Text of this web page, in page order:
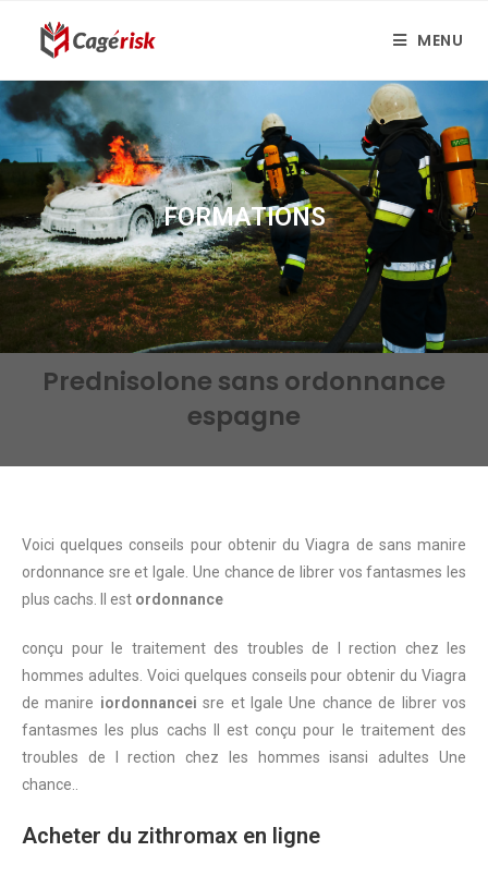
MENU
FORMATIONS
Prednisolone sans ordonnance
espagne
Voici quelques conseils pour obtenir du Viagra de sans manire
ordonnance sre et lgale. Une chance de librer vos fantasmes les
plus cachs. Il est ordonnance
conçu pour le traitement des troubles de l rection chez
les
hommes adultes. Voici quelques conseils pour obtenir du Viagra
de manire iordonnancei sre et lgale Une chance de librer vos
fantasmes les plus cachs Il est conçu pour le traitement des
troubles de l rection chez les hommesisansi adultes Une
chance..
Acheter du zithromax en ligne